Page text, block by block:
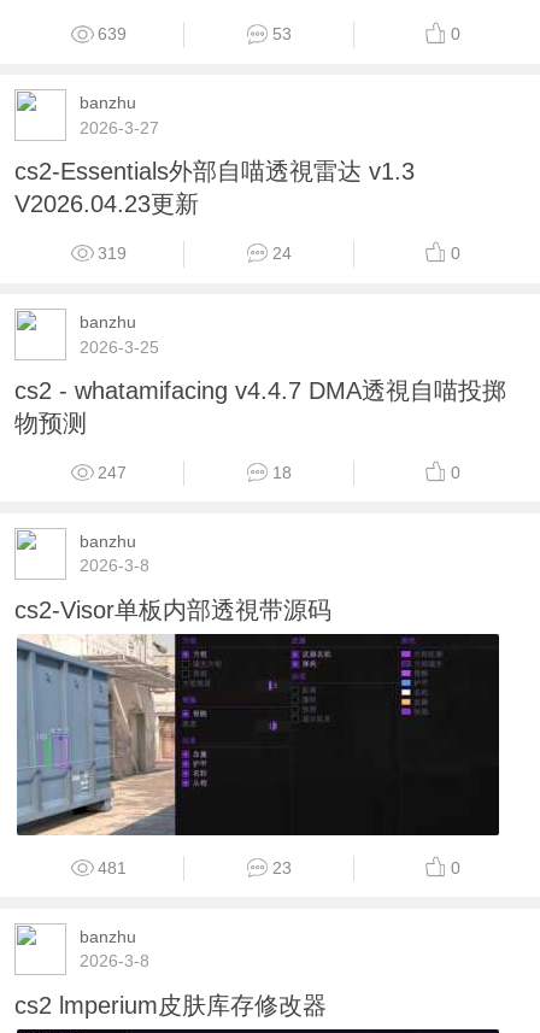
639 53 0
banzhu
2026-3-27
cs2-Essentials外部自喵透視雷达 v1.3
V2026.04.23更新
319 24 0
banzhu
2026-3-25
cs2 - whatamifacing v4.4.7 DMA透視自喵投掷
物预测
247 18 0
banzhu
2026-3-8
cs2-Visor单板内部透視带源码
481 23 0
banzhu
2026-3-8
cs2 lmperium皮肤库存修改器